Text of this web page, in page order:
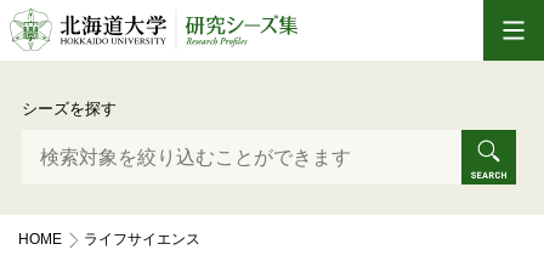
シーズを探す
HOME
ライフサイエンス